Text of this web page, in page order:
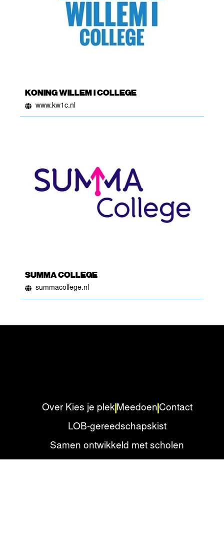
KONING WILLEM I COLLEGE
www.kw1c.nl
SUMMA COLLEGE
summacollege.nl
Over Kies je plek Meedoen Contact
LOB-gereedschapskist
Samen ontwikkeld met scholen